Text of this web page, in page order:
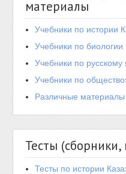
материалы
Учебники по истории
Учебники по биологии
Учебники по русскому
Учебники по
Различные материалы
Тесты (сборники,
Тесты по истории